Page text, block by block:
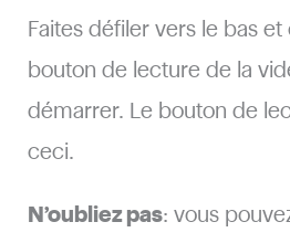
Faites défiler vers le bas
bouton de lecture de la
démarrer. Le bouton de
ceci.
N’oubliez pas: vous